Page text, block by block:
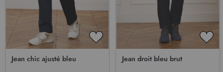
AJOUTER
Jean chic ajusté bleu Jean droit bleu brut